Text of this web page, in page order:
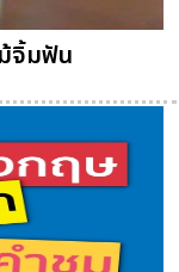
จิ้มฟัน